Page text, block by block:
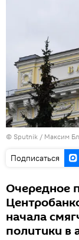
© Sputnik / Максим
Подписаться
Очередное
начала
политики в